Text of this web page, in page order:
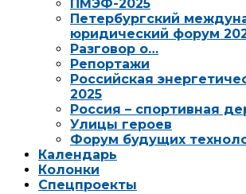
ПМЭФ-2025
Петербургский
юридический форум
Разговор о…
Репортажи
Российская
2025
Россия – спортивная
Улицы героев
Форум будущих
Календарь
Колонки
Спецпроекты